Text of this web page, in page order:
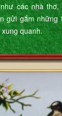
các nhà
gửi gắm những
quanh.